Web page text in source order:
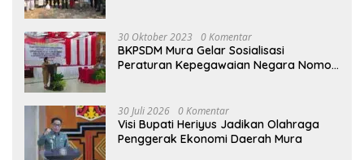
30 Oktober 2023 0 Komentar
BKPSDM Mura Gelar Sosialisasi
Peraturan Kepegawaian Negara Nomor
30 Juli 2026 0 Komentar
Visi Bupati Heriyus Jadikan Olahraga
Penggerak Ekonomi Daerah Mura